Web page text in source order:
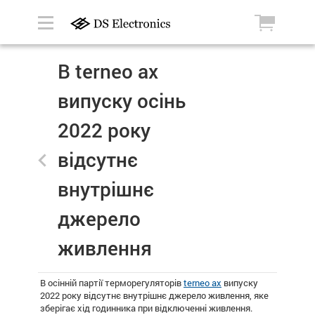
В terneo ax
випуску осінь
2022 року
відсутнє
внутрішнє
джерело
живлення
В осінній партії терморегуляторівterneo ax випуску
2022 року відсутнє внутрішнє джерело живлення, яке
зберігає хід годинника при відключенні живлення.